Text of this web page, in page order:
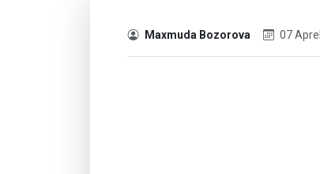
Maxmuda Bozorova 07